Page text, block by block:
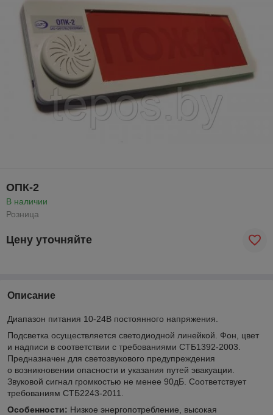
ОПК-2
В наличии
Розница
Цену уточняйте
Описание
Диапазон питания 10-24В постоянного напряжения.
Подсветка осуществляется светодиодной линейкой. Фон, цвет
и надписи в соответствии с требованиями СТБ1392-2003.
Предназначен для светозвукового предупреждения
о возникновении опасности и указания путей эвакуации.
Звуковой сигнал громкостью не менее 90дБ. Соответствует
требованиям СТБ2243-2011.
Особенности: Низкое энергопотребление, высокая